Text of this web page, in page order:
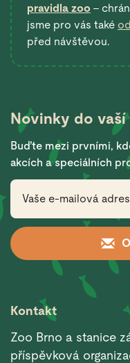
pravidla zoo –
jsme pro vás také
před návštěvou.
Novinky do vaší
Buďte mezi prvními,
akcích a speciálních
Kontakt
Zoo Brno a stanice
příspěvková